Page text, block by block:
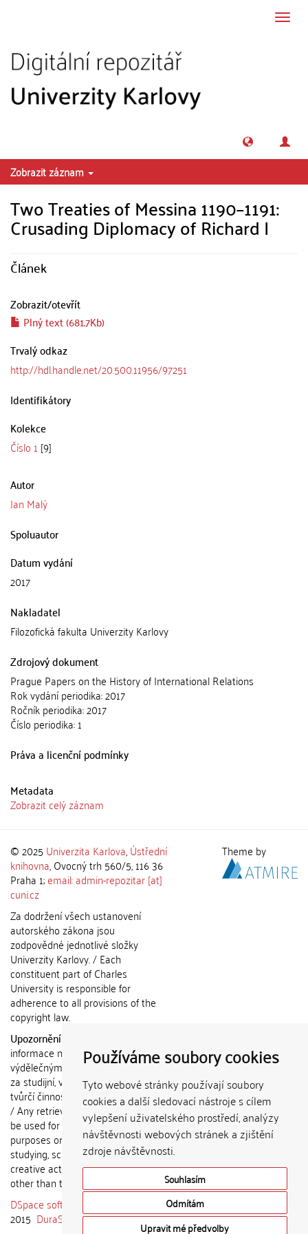
Používáme soubory cookies
Tyto webové stránky používají soubory
cookies a další sledovací nástroje s cílem
vylepšení uživatelského prostředí, analýzy
návštěvnosti webových stránek a zjištění
zdroje návštěvnosti.
Souhlasím
Odmítám
Upravit mé předvolby
Zobrazit záznam
Two Treaties of Messina 1190–1191:
Crusading Diplomacy of Richard I
Článek
Zobrazit/otevřít
Plný text (681.7Kb)
Trvalý odkaz
http://hdl.handle.net/20.500.11956/97251
Identifikátory
Kolekce
Číslo 1 [9]
Autor
Jan Malý
Spoluautor
Datum vydání
2017
Nakladatel
Filozofická fakulta Univerzity Karlovy
Zdrojový dokument
Prague Papers on the History of International Relations
Rok vydání periodika: 2017
Ročník periodika: 2017
Číslo periodika: 1
Práva a licenční podmínky
Metadata
Zobrazit celý záznam
© 2025 Univerzita Karlova,Ústřední
knihovna, Ovocný trh 560/5, 116 36
Praha 1;email: admin-repozitar [at]
cuni.cz
Za dodržení všech ustanovení
autorského zákona jsou
zodpovědné jednotlivé složky
Univerzity Karlovy. / Each
constituent part of Charles
University is responsible for
adherence to all provisions of the
copyright law.
Upozornění / Notice:
informace nemohou být použity k
výdělečným účelům nebo vydávány
za studijní, vědeckou nebo jinou
tvůrčí činnost jiné osoby než autora.
/ Any retrieved information shall not
be used for any commercial
purposes or claimed as results of
studying, scientific or any other
creative activities of any person
other than the author.
DSpace software
copyright © 2002-
2015 DuraSpace
Theme by